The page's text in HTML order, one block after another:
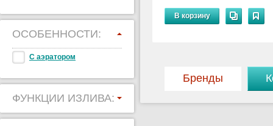
ОСОБЕННОСТИ:
С аэратором
ФУНКЦИИ ИЗЛИВА:
В корзину
Бренды